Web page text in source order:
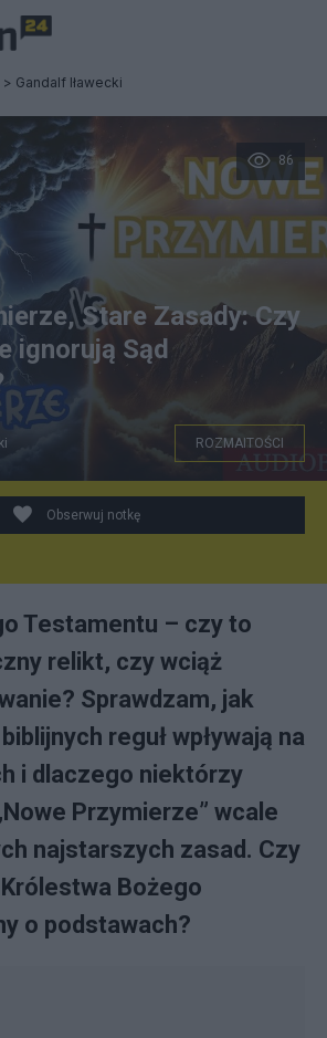
Gandalf Iławecki
86
Stare Zasady: Czy
ignorują Sąd
ROZMAITOŚCI
Obserwuj notkę
Testamentu – czy to
relikt, czy wciąż
Sprawdzam, jak
reguł wpływają na
i dlaczego niektórzy
Przymierze” wcale
najstarszych zasad. Czy
Bożego
o podstawach?